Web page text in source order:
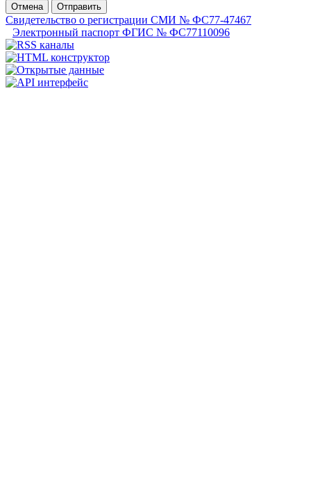
Отмена
Отправить
Свидетельство о регистрации СМИ № ФС77-47467
Электронный паспорт ФГИС № ФС77110096